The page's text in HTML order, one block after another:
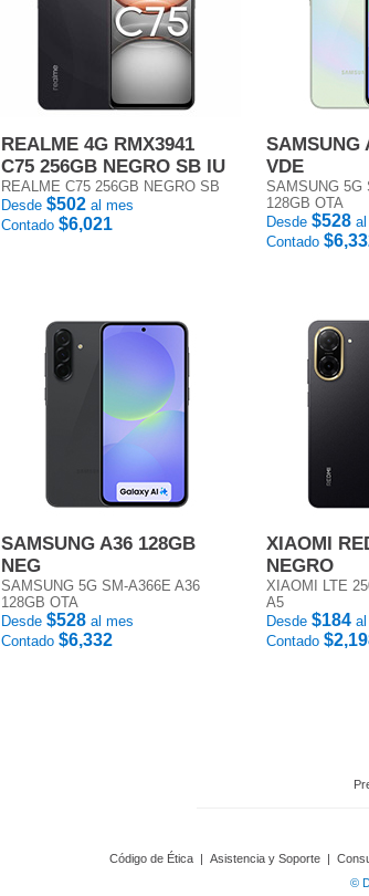
REALME 4G RMX3941
C75 256GB NEGRO SB IU
REALME C75 256GB NEGRO SB
Desde $502 al mes
Contado $6,021
SAMSUNG
VDE
SAMSUNG 5G
128GB OTA
Desde $528
Contado
SAMSUNG A36 128GB
NEG
SAMSUNG 5G SM-A366E A36
128GB OTA
Desde $528 al mes
Contado $6,332
XIAOMI
NEGRO
XIAOMI LTE
A5
Desde $184
Contado
Código de Ética | Asistencia y Soporte |
©